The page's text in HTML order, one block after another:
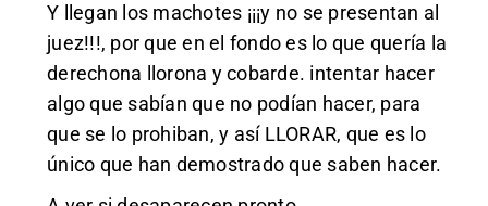
Y llegan los machotes ¡¡¡y no se presentan al
juez!!!, por que en el fondo es lo que quería la
derechona llorona y cobarde. intentar hacer
algo que sabían que no podían hacer, para
que se lo prohiban, y así LLORAR, que es lo
único que han demostrado que saben hacer.